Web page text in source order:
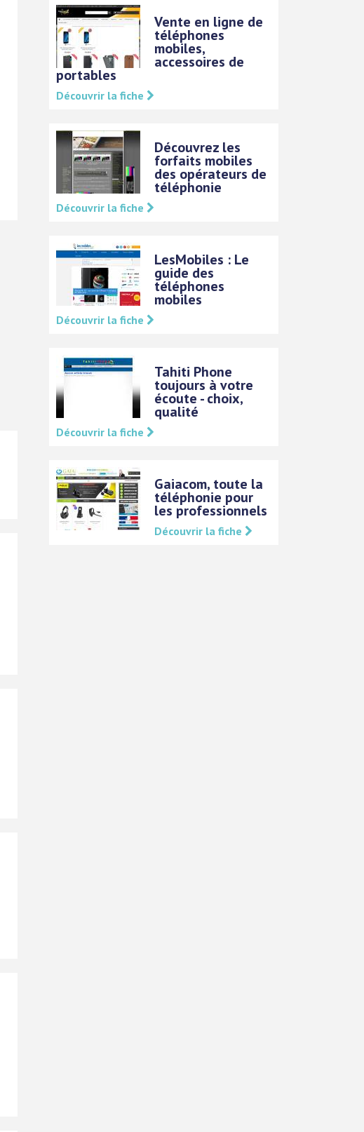
Vente en ligne de
téléphones
mobiles,
accessoires de
portables
Découvrir la fiche
Découvrez les
forfaits mobiles
des opérateurs de
téléphonie
Découvrir la fiche
LesMobiles : Le
guide des
téléphones
mobiles
Découvrir la fiche
Tahiti Phone
toujours à votre
écoute - choix,
qualité
Découvrir la fiche
Gaiacom, toute la
téléphonie pour
les professionnels
Découvrir la fiche